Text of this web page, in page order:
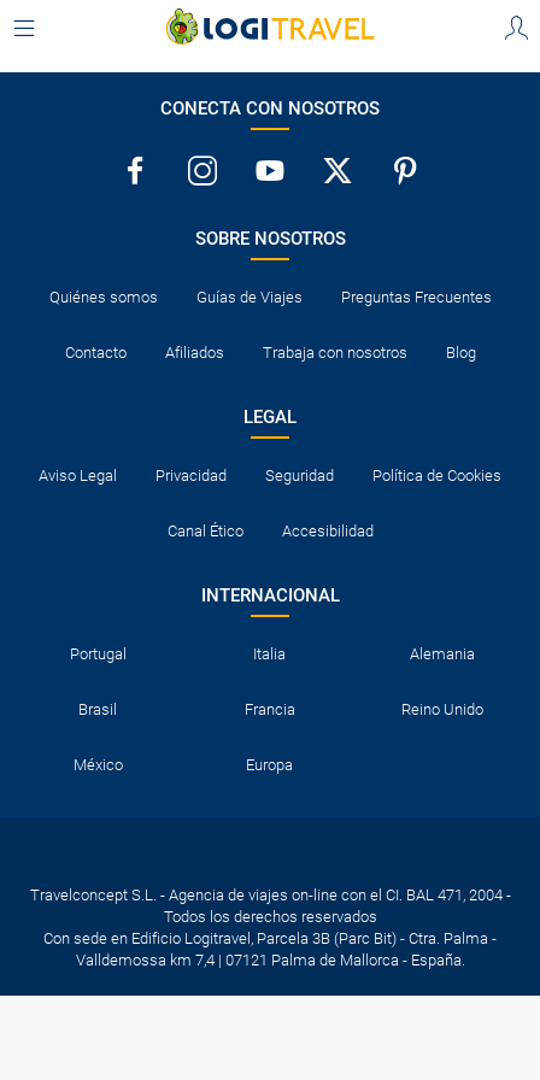
CONECTA CON NOSOTROS
SOBRE NOSOTROS
Quiénes somos Guías de Viajes Preguntas Frecuentes
Contacto Afiliados Trabaja con nosotros Blog
LEGAL
Aviso Legal Privacidad Seguridad Política de Cookies
Canal Ético Accesibilidad
INTERNACIONAL
Portugal Italia Alemania
Brasil Francia Reino Unido
México Europa
Travelconcept S.L. - Agencia de viajes on-line con el CI. BAL 471, 2004 -
Todos los derechos reservados
Con sede en Edificio Logitravel, Parcela 3B (Parc Bit) - Ctra. Palma -
Valldemossa km 7,4 | 07121 Palma de Mallorca - España.